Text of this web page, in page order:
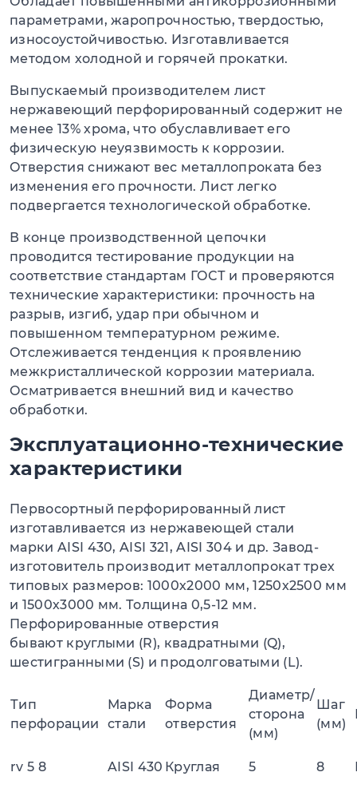
параметрами, жаропрочностью, твердостью,
износоустойчивостью. Изготавливается
методом холодной и горячей прокатки.
Выпускаемый производителем лист
нержавеющий перфорированный содержит не
менее 13% хрома, что обуславливает его
физическую неуязвимость к коррозии.
Отверстия снижают вес металлопроката без
изменения его прочности. Лист легко
подвергается технологической обработке.
В конце производственной цепочки
проводится тестирование продукции на
соответствие стандартам ГОСТ и проверяются
технические характеристики: прочность на
разрыв, изгиб, удар при обычном и
повышенном температурном режиме.
Отслеживается тенденция к проявлению
межкристаллической коррозии материала.
Осматривается внешний вид и качество
обработки.
Эксплуатационно-технические
характеристики
Первосортный перфорированный лист
изготавливается из нержавеющей стали
марки AISI 430, AISI 321, AISI 304 и др. Завод-
изготовитель производит металлопрокат трех
типовых размеров: 1000х2000 мм, 1250х2500 мм
и 1500х3000 мм. Толщина 0,5-12 мм.
Перфорированные отверстия
бывают круглыми (R), квадратными (Q),
шестигранными (S) и продолговатыми (L).
Тип
перфорации
Марка
стали
Форма
отверстия
Диаметр/
сторона
(мм)
Шаг
(мм)
rv 5 8 AISI 430 Круглая 5 8